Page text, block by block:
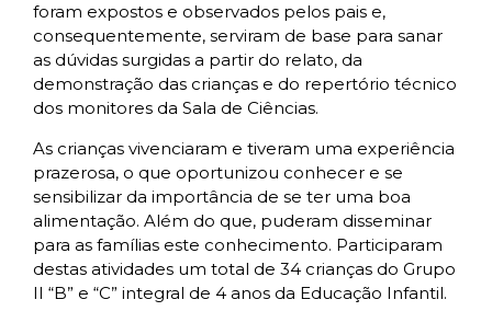
foram expostos e observados pelos pais e,
consequentemente, serviram de base para sanar
as dúvidas surgidas a partir do relato, da
demonstração das crianças e do repertório técnico
dos monitores da Sala de Ciências.
As crianças vivenciaram e tiveram uma experiência
prazerosa, o que oportunizou conhecer e se
sensibilizar da importância de se ter uma boa
alimentação. Além do que, puderam disseminar
para as famílias este conhecimento. Participaram
destas atividades um total de 34 crianças do Grupo
II “B” e “C” integral de 4 anos da Educação Infantil.